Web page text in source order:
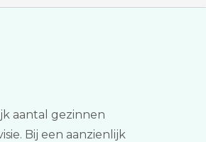
aantal gezinnen
Bij een aanzienlijk